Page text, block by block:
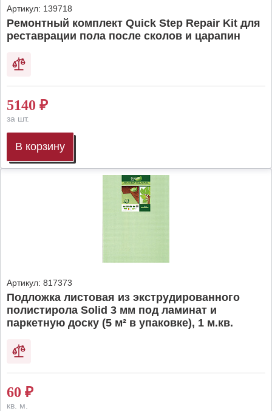
Артикул: 139718
Ремонтный комплект Quick Step Repair Kit для
реставрации пола после сколов и царапин
5140 ₽
за шт.
В корзину
Артикул: 817373
Подложка листовая из экструдированного
полистирола Solid 3 мм под ламинат и
паркетную доску (5 м² в упаковке), 1 м.кв.
60 ₽
кв. м.